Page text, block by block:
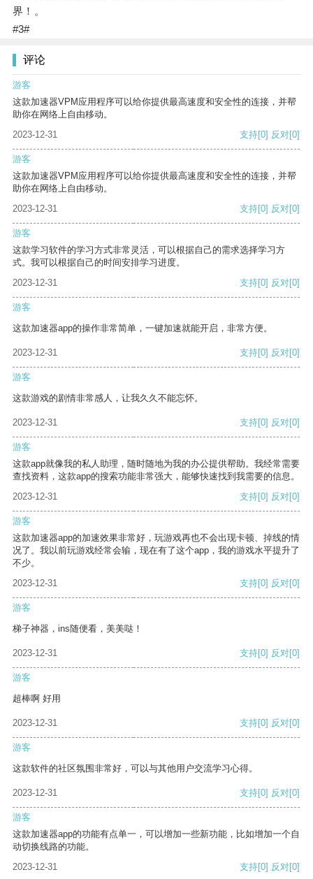
界！。
#3#
评论
游客
这款加速器VPM应用程序可以给你提供最高速度和安全性的连接，并帮
助你在网络上自由移动。
2023-12-31
支持[0] 反对[0]
游客
这款加速器VPM应用程序可以给你提供最高速度和安全性的连接，并帮
助你在网络上自由移动。
2023-12-31
支持[0] 反对[0]
游客
这款学习软件的学习方式非常灵活，可以根据自己的需求选择学习方
式。我可以根据自己的时间安排学习进度。
2023-12-31
支持[0] 反对[0]
游客
这款加速器app的操作非常简单，一键加速就能开启，非常方便。
2023-12-31 支持[0] 反对[0]
游客
这款游戏的剧情非常感人，让我久久不能忘怀。
2023-12-31 支持[0] 反对[0]
游客
这款app就像我的私人助理，随时随地为我的办公提供帮助。我经常需要
查找资料，这款app的搜索功能非常强大，能够快速找到我需要的信息。
2023-12-31
支持[0] 反对[0]
游客
这款加速器app的加速效果非常好，玩游戏再也不会出现卡顿、掉线的情
况了。我以前玩游戏经常会输，现在有了这个app，我的游戏水平提升了
不少。
2023-12-31
支持[0] 反对[0]
游客
梯子神器，ins随便看，美美哒！
2023-12-31 支持[0] 反对[0]
游客
超棒啊 好用
2023-12-31 支持[0] 反对[0]
游客
这款软件的社区氛围非常好，可以与其他用户交流学习心得。
2023-12-31 支持[0] 反对[0]
游客
这款加速器app的功能有点单一，可以增加一些新功能，比如增加一个自
动切换线路的功能。
2023-12-31
支持[0] 反对[0]